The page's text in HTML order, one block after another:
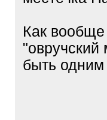
Как
быть